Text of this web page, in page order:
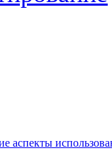
аспекты